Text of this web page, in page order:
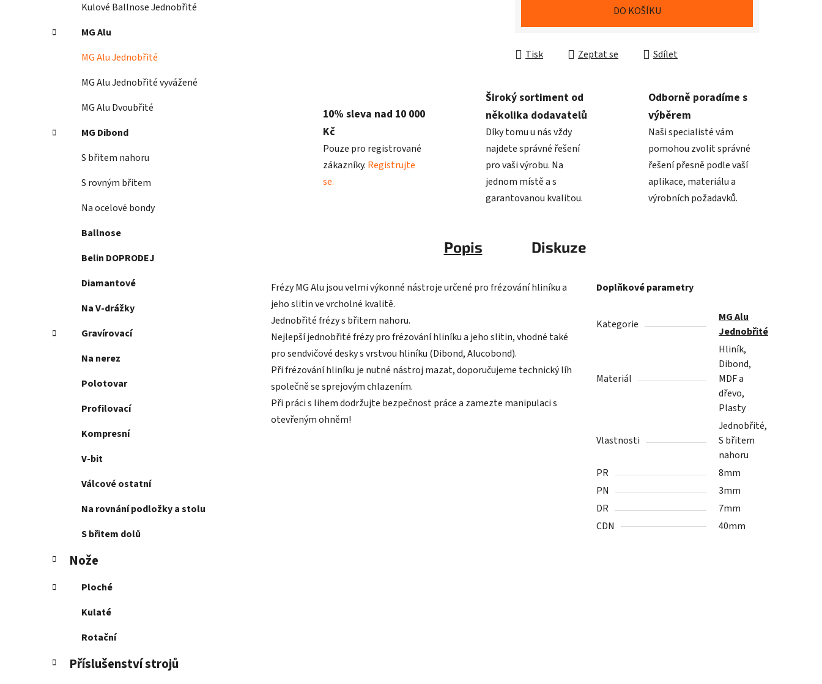
Kulové Ballnose Jednobřité
MG Alu
MG Alu Jednobřité
MG Alu Jednobřité vyvážené
MG Alu Dvoubřité
MG Dibond
S břitem nahoru
S rovným břitem
Na ocelové bondy
Ballnose
Belin DOPRODEJ
Diamantové
Na V-drážky
Gravírovací
Na nerez
Polotovar
Profilovací
Kompresní
V-bit
Válcové ostatní
Na rovnání podložky a stolu
S břitem dolů
Nože
Ploché
Kulaté
Rotační
Příslušenství strojů
DO KOŠÍKU
Tisk Zeptat se Sdílet
10% sleva nad 10 000
Kč
Pouze pro registrované
zákazníky. Registrujte
se.
Široký sortiment od
několika dodavatelů
Díky tomu u nás vždy
najdete správné řešení
pro vaši výrobu. Na
jednom místě a s
garantovanou kvalitou.
Odborně poradíme s
výběrem
Naši specialisté vám
pomohou zvolit správné
řešení přesně podle vaší
aplikace, materiálu a
výrobních požadavků.
Popis Diskuze
Frézy MG Alu jsou velmi výkonné nástroje určené pro frézování hliníku a
jeho slitin ve vrcholné kvalitě.
Jednobřité frézy s břitem nahoru.
Nejlepší jednobřité frézy pro frézování hliníku a jeho slitin, vhodné také
pro sendvičové desky s vrstvou hliníku (Dibond, Alucobond).
Při frézování hliníku je nutné nástroj mazat, doporučujeme technický líh
společně se sprejovým chlazením.
Při práci s lihem dodržujte bezpečnost práce a zamezte manipulaci s
otevřeným ohněm!
Doplňkové parametry
Kategorie
MG Alu
Jednobřité
Materiál
Hliník,
Dibond,
MDF a
dřevo,
Plasty
Vlastnosti
Jednobřité,
S břitem
nahoru
PR
8mm
PN
3mm
DR
7mm
CDN
40mm